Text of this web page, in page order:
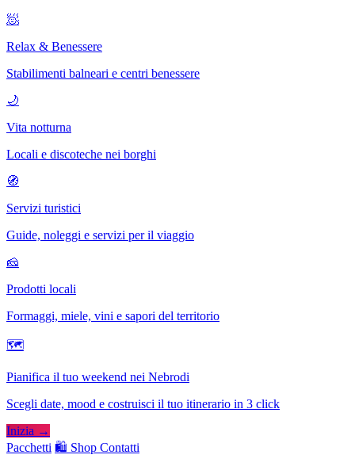
🧖
Relax & Benessere
Stabilimenti balneari e centri benessere
🌙
Vita notturna
Locali e discoteche nei borghi
🧭
Servizi turistici
Guide, noleggi e servizi per il viaggio
🧀
Prodotti locali
Formaggi, miele, vini e sapori del territorio
🗺
Pianifica il tuo weekend nei Nebrodi
Scegli date, mood e costruisci il tuo itinerario in 3 click
Inizia →
Pacchetti 🛍️ Shop Contatti